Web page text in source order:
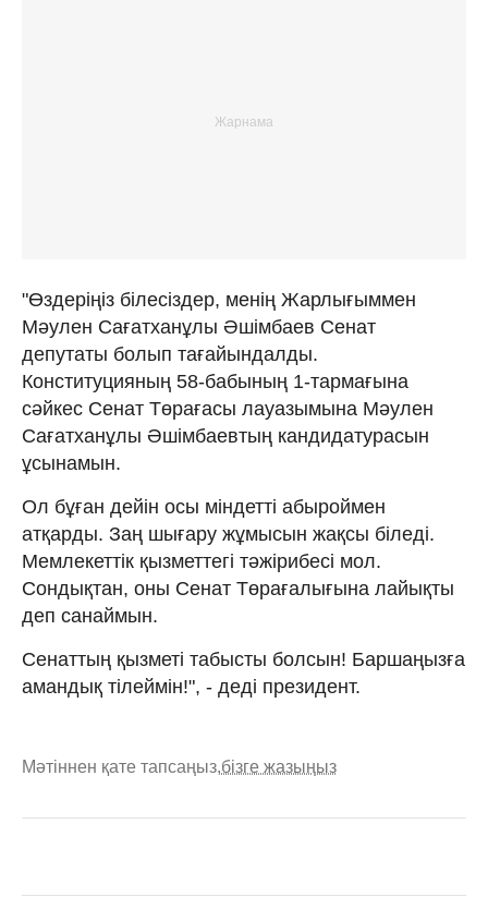
"Өздеріңіз білесіздер, менің Жарлығыммен
Мәулен Сағатханұлы Әшімбаев Сенат
депутаты болып тағайындалды.
Конституцияның 58-бабының 1-тармағына
сәйкес Сенат Төрағасы лауазымына Мәулен
Сағатханұлы Әшімбаевтың кандидатурасын
ұсынамын.
Ол бұған дейін осы міндетті абыроймен
атқарды. Заң шығару жұмысын жақсы біледі.
Мемлекеттік қызметтегі тәжірибесі мол.
Сондықтан, оны Сенат Төрағалығына лайықты
деп санаймын.
Сенаттың қызметі табысты болсын! Баршаңызға
амандық тілеймін!", - деді президент.
Мәтіннен қате тапсаңыз,бізге жазыңыз